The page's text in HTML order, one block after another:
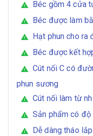
warning Béc gồm 4 cửa
warning Béc được làm
warning Hạt phun cho ra
warning Béc được kết
warning
Cút nối C có
phun sương
warning Cút nối làm từ
warning Sản phẩm có độ
warning Dễ dàng tháo